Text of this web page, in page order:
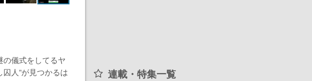
の儀式をしてるヤ
人”が見つかるは
連載・特集一覧